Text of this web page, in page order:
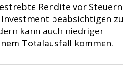
Rendite vor Steuern
beabsichtigen zu
kann auch niedriger
Totalausfall kommen.